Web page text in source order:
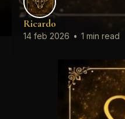
Ricardo
14 feb 2026 • 1 min read